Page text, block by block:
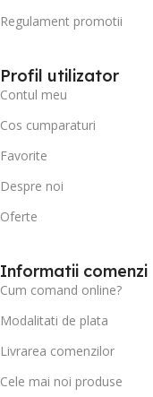
Regulament promotii
Profil utilizator
Contul meu
Cos cumparaturi
Favorite
Despre noi
Oferte
Informatii comenzi
Cum comand online?
Modalitati de plata
Livrarea comenzilor
Cele mai noi produse